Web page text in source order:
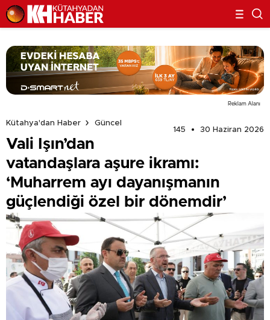
Reklam Alanı
Kütahya'dan Haber
Güncel
145
30 Haziran 2026
Vali Işın’dan
vatandaşlara aşure ikramı:
‘Muharrem ayı dayanışmanın
güçlendiği özel bir dönemdir’